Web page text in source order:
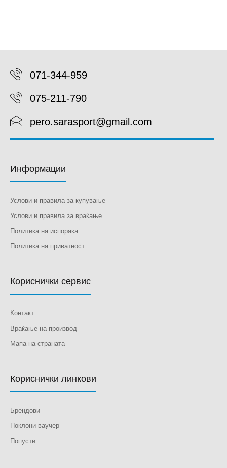
071-344-959
075-211-790
pero.sarasport@gmail.com
Информации
Услови и правила за купување
Услови и правила за враќање
Политика на испорака
Политика на приватност
Кориснички сервис
Контакт
Враќање на производ
Мапа на страната
Кориснички линкови
Брендови
Поклони ваучер
Попусти